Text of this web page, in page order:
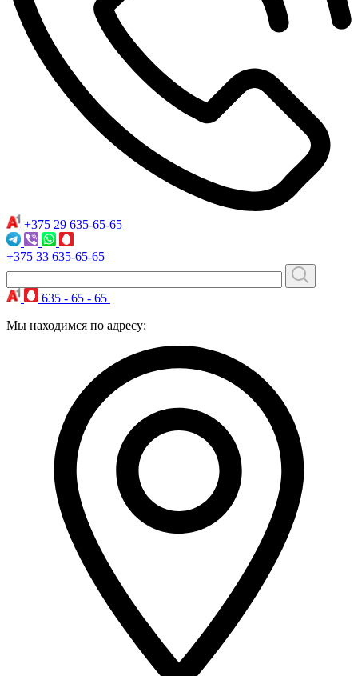
+375 29 635-65-65
+375 33 635-65-65
635 - 65 - 65
Мы находимся по адресу: